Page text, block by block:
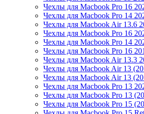
Чехлы для Macbook Pro 16
Чехлы для Macbook Pro 14
Чехлы для Macbook Air 13.6
Чехлы для Macbook Pro 16
Чехлы для Macbook Pro 14
Чехлы для Macbook Pro 16
Чехлы для Macbook Air 13.3
Чехлы для Macbook Air 13
Чехлы для Macbook Air 13
Чехлы для Macbook Pro 13
Чехлы для Macbook Pro 13
Чехлы для Macbook Pro 15